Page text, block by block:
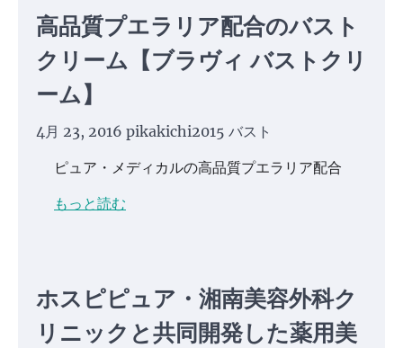
高品質プエラリア配合のバスト
クリーム【ブラヴィ バストクリ
ーム】
4月 23, 2016 pikakichi2015 バスト
ピュア・メディカルの高品質プエラリア配合
もっと読む
ホスピピュア・湘南美容外科ク
リニックと共同開発した薬用美